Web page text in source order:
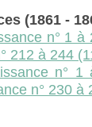
(1861 -
n° 1
212 à 244
n°
n° 230